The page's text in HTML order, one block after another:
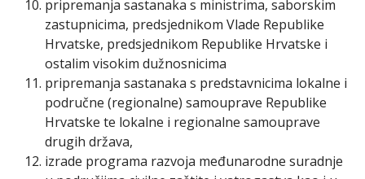
pripremanja sastanaka s ministrima, saborskim
zastupnicima, predsjednikom Vlade Republike
Hrvatske, predsjednikom Republike Hrvatske i
ostalim visokim dužnosnicima
pripremanja sastanaka s predstavnicima lokalne i
područne (regionalne) samouprave Republike
Hrvatske te lokalne i regionalne samouprave
drugih država,
izrade programa razvoja međunarodne suradnje